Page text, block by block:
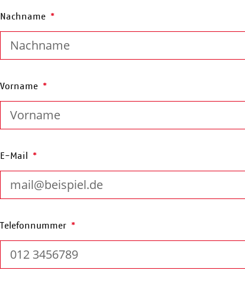
Nachname
Vorname
E-Mail
Telefonnummer